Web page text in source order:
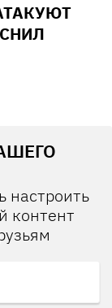
настроить
контент